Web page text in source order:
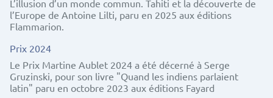
L’illusion d’un monde commun. Tahiti et la découverte de
l’Europe de Antoine Lilti, paru en 2025 aux éditions
Flammarion.
Prix 2024
Le Prix Martine Aublet 2024 a été décerné à Serge
Gruzinski, pour son livre "Quand les indiens parlaient
latin" paru en octobre 2023 aux éditions Fayard